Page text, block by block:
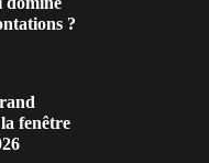
?
fenêtre